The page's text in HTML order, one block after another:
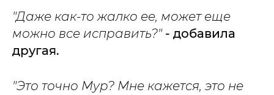
"Даже как-то жалко ее, может еще
можно все исправить?"- добавила
другая.
"Это точно Мур? Мне кажется, это не